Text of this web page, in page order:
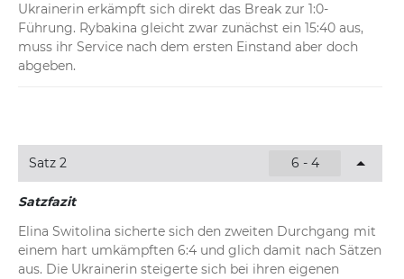
Ukrainerin erkämpft sich direkt das Break zur 1:0-
Führung. Rybakina gleicht zwar zunächst ein 15:40 aus,
muss ihr Service nach dem ersten Einstand aber doch
abgeben.
Satz 2 6 - 4
Satzfazit
Elina Switolina sicherte sich den zweiten Durchgang mit
einem hart umkämpften 6:4 und glich damit nach Sätzen
aus. Die Ukrainerin steigerte sich bei ihren eigenen